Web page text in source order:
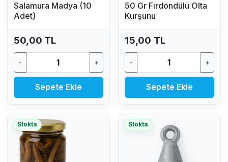
Salamura Madya (10
Adet)
50,00 TL
- +
Sepete Ekle
50 Gr Fırdöndülü Olta
Kurşunu
15,00 TL
- +
Sepete Ekle
Stokta Stokta